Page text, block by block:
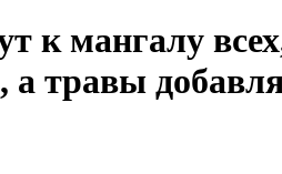
к мангалу
травы